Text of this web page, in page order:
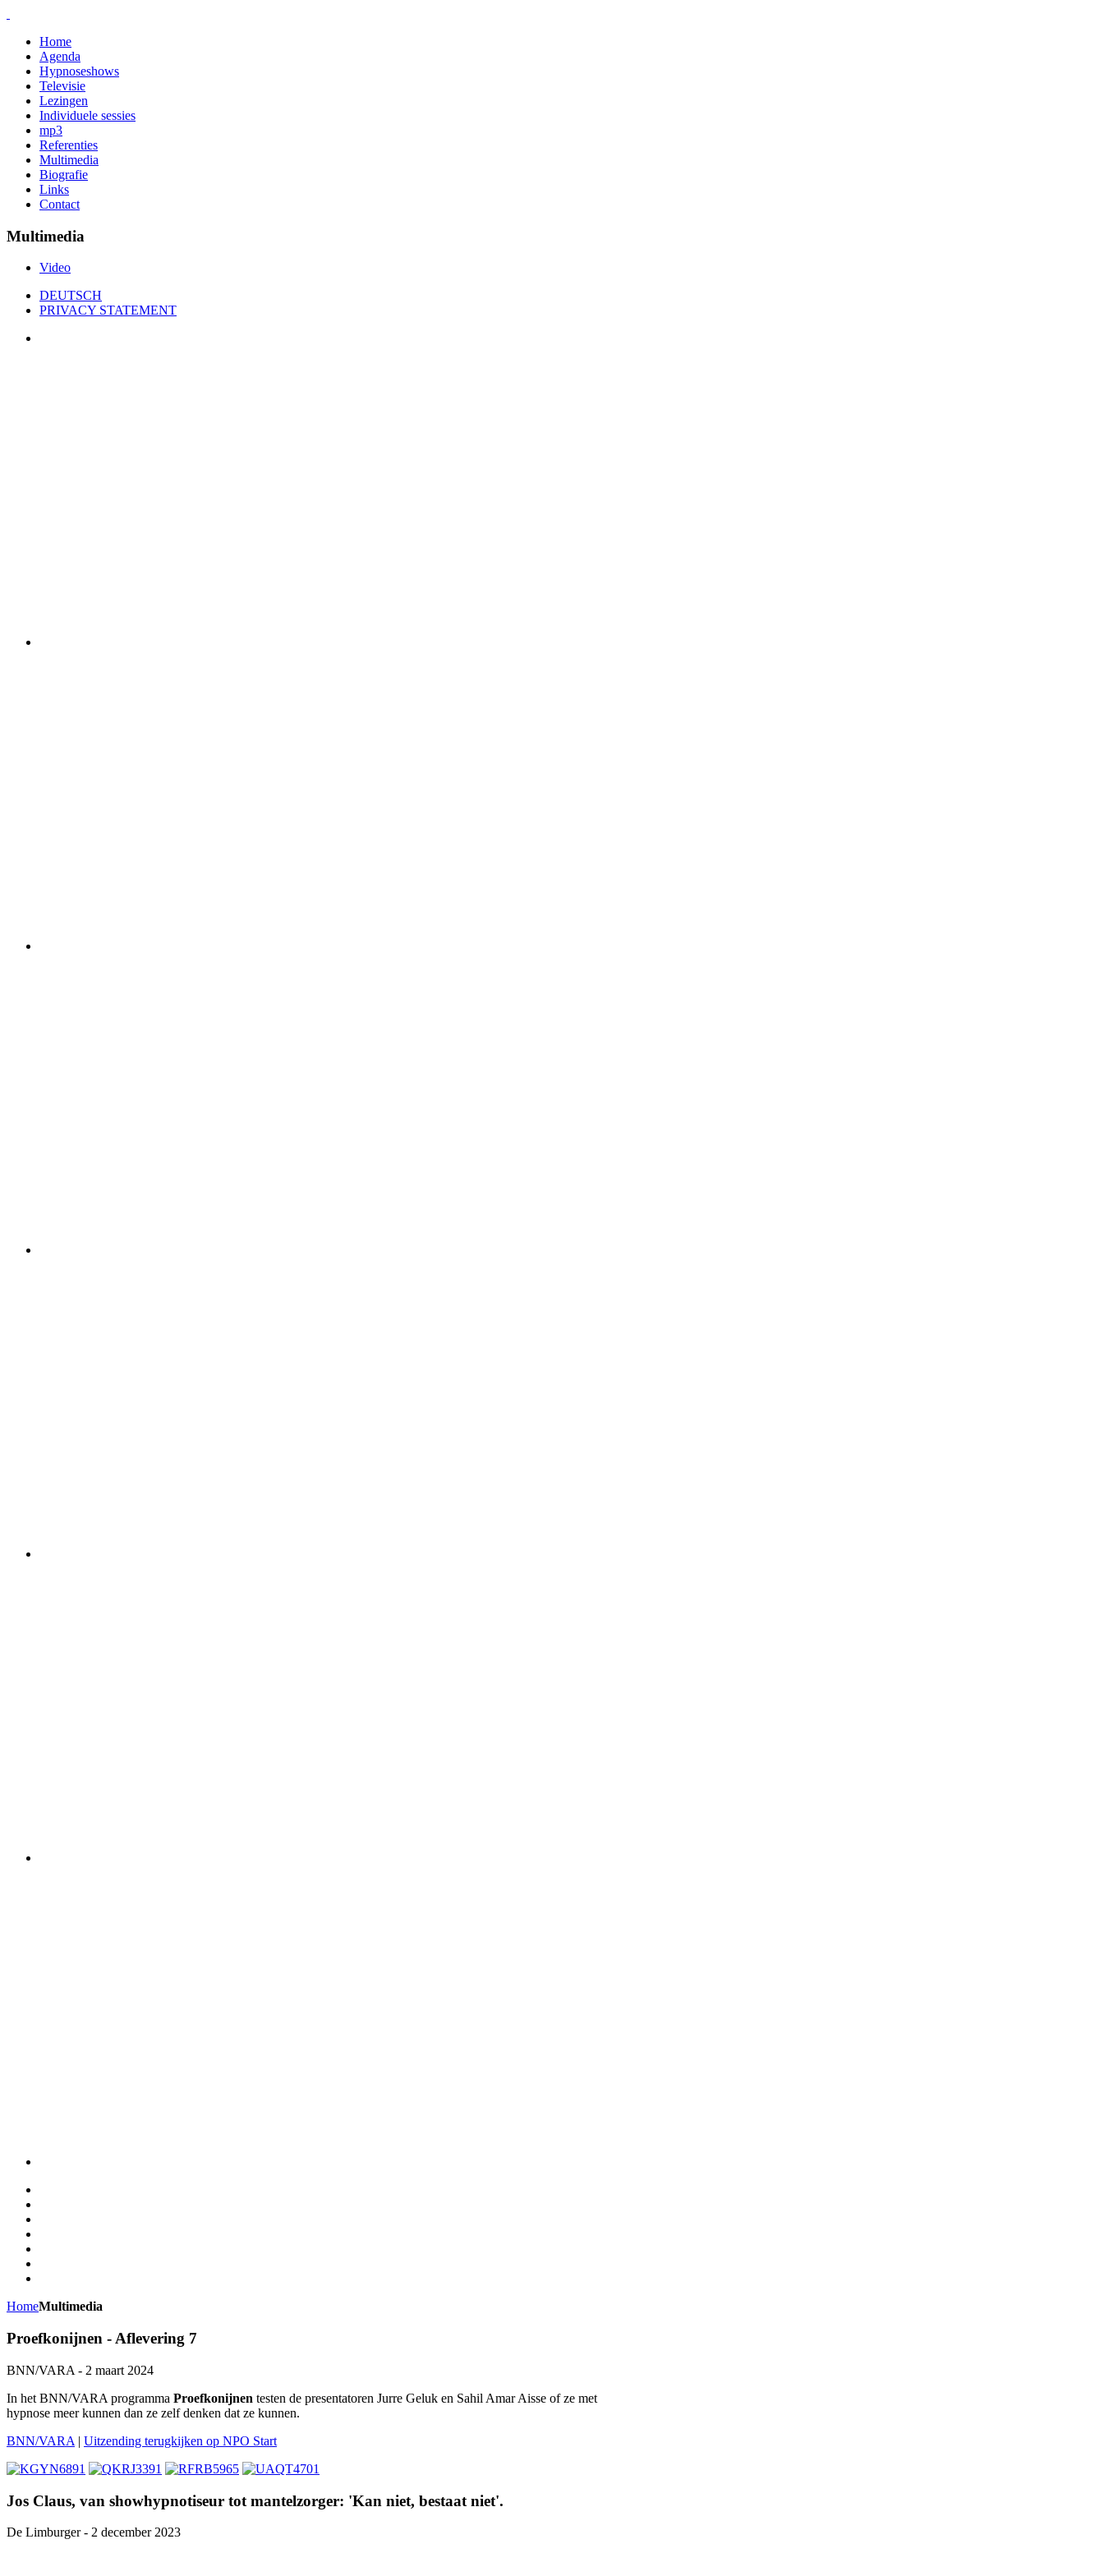
Home
Agenda
Hypnoseshows
Televisie
Lezingen
Individuele sessies
mp3
Referenties
Multimedia
Biografie
Links
Contact
Multimedia
Video
DEUTSCH
PRIVACY STATEMENT
HomeMultimedia
Proefkonijnen - Aflevering 7
BNN/VARA - 2 maart 2024
In het BNN/VARA programma Proefkonijnen testen de presentatoren Jurre Geluk en Sahil Amar Aisse of ze met
hypnose meer kunnen dan ze zelf denken dat ze kunnen.
BNN/VARA | Uitzending terugkijken op NPO Start
Jos Claus, van showhypnotiseur tot mantelzorger: 'Kan niet, bestaat niet'.
De Limburger - 2 december 2023